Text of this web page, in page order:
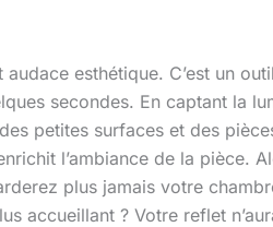
esthétique. C’est un
secondes. En captant la
petites surfaces et des
l’ambiance de la pièce.
plus jamais votre
accueillant ? Votre reflet